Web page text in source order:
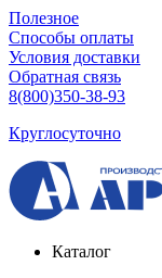
Полезное
Способы оплаты
Условия доставки
Обратная связь
8(800)350-38-93
Круглосуточно
Каталог